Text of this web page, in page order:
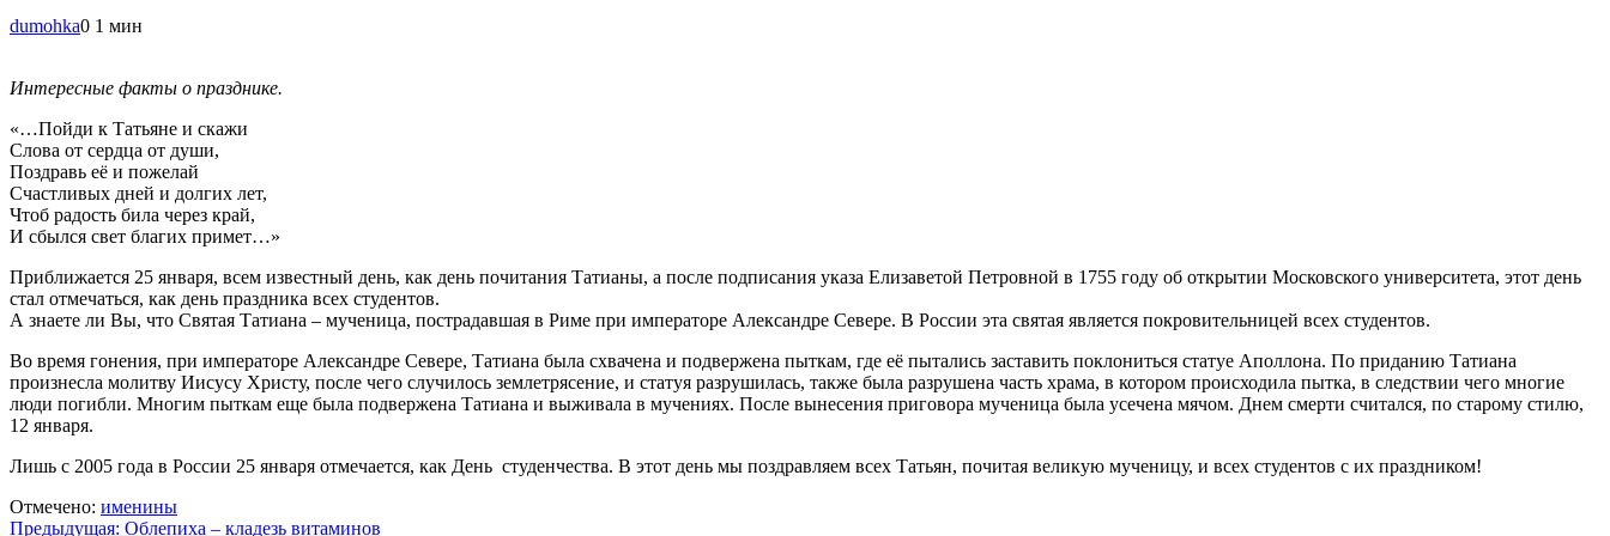
dumohka0 1 мин
Интересные факты о празднике.
«…Пойди к Татьяне и скажи
Слова от сердца от души,
Поздравь её и пожелай
Счастливых дней и долгих лет,
Чтоб радость била через край,
И сбылся свет благих примет…»
Приближается 25 января, всем известный день, как день почитания Татианы, а после подписания указа Елизаветой Петровной в 1755 году об открытии Московского университета, этот день
стал отмечаться, как день праздника всех студентов.
А знаете ли Вы, что Святая Татиана – мученица, пострадавшая в Риме при императоре Александре Севере. В России эта святая является покровительницей всех студентов.
Во время гонения, при императоре Александре Севере, Татиана была схвачена и подвержена пыткам, где её пытались заставить поклониться статуе Аполлона. По приданию Татиана
произнесла молитву Иисусу Христу, после чего случилось землетрясение, и статуя разрушилась, также была разрушена часть храма, в котором происходила пытка, в следствии чего многие
люди погибли. Многим пыткам еще была подвержена Татиана и выживала в мучениях. После вынесения приговора мученица была усечена мячом. Днем смерти считался, по старому стилю,
12 января.
Лишь с 2005 года в России 25 января отмечается, как День студенчества. В этот день мы поздравляем всех Татьян, почитая великую мученицу, и всех студентов с их праздником!
Отмечено: именины
Предыдущая: Облепиха – кладезь витаминов